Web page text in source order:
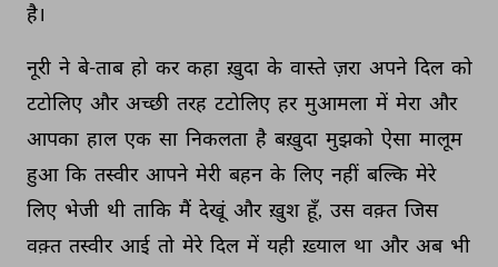
है।
नूरी ने बे-ताब हो कर कहा ख़ुदा के वास्ते ज़रा अपने दिल को
टटोलिए और अच्छी तरह टटोलिए हर मुआमला में मेरा और
आपका हाल एक सा निकलता है बख़ुदा मुझको ऐसा मालूम
हुआ कि तस्वीर आपने मेरी बहन के लिए नहीं बल्कि मेरे
लिए भेजी थी ताकि मैं देखूं और ख़ुश हूँ, उस वक़्त जिस
वक़्त तस्वीर आई तो मेरे दिल में यही ख़्याल था और अब भी